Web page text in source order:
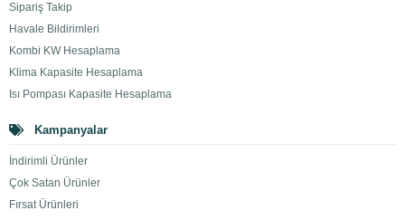
Sipariş Takip
Havale Bildirimleri
Kombi KW Hesaplama
Klima Kapasite Hesaplama
Isı Pompası Kapasite Hesaplama
Kampanyalar
İndirimli Ürünler
Çok Satan Ürünler
Fırsat Ürünleri